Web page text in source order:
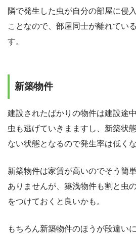
隣で発生した虫が自分の部屋に侵
ことなので、部屋同士が離れてい
す。
新築物件
建設されたばかりの物件は建設途
虫も逃げていきまますし、新築状
ない状態となるので発生率は低くな
新築物件は家賃が高いのでそう簡
ありませんが、築浅物件も割と虫
をつけておくと良いかも。
もちろん新築物件のほうが段違い